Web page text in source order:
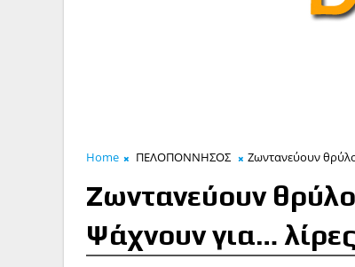
Home ΠΕΛΟΠΟΝΝΗΣΟΣ Ζωντανεύουν
Ζωντανεύουν
Ψάχνουν για…